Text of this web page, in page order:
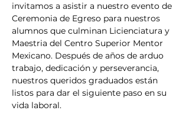
invitamos a asistir a nuestro evento de
Ceremonia de Egreso para nuestros
alumnos que culminan Licienciatura y
Maestria del Centro Superior Mentor
Mexicano. Después de años de arduo
trabajo, dedicación y perseverancia,
nuestros queridos graduados están
listos para dar el siguiente paso en su
vida laboral.